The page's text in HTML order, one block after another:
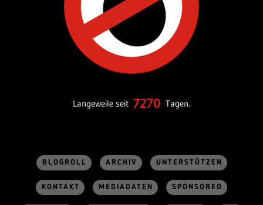
Langeweile seit 7270 Tagen.
BLOGROLL ARCHIV UNTERSTÜTZEN
KONTAKT MEDIADATEN SPONSORED